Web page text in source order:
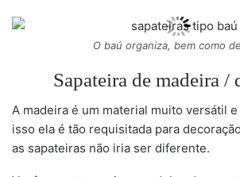
O baú organiza, bem como
Sapateira de madeira /
A madeira é um material muito versátil
isso ela é tão requisitada para
as sapateiras não iria ser diferente.